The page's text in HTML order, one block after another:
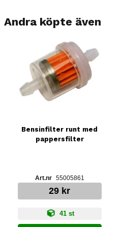
Andra köpte även
Bensinfilter runt med
pappersfilter
55005861
29 kr
41 st